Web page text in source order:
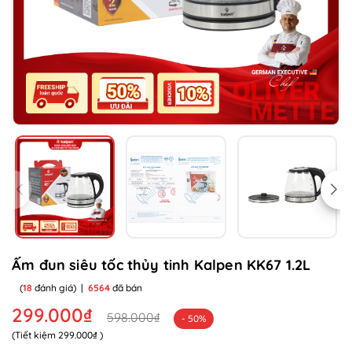
Ấm đun siêu tốc thủy tinh Kalpen KK67 1.2L
(18 đánh giá) | 6564 đã bán
299.000₫ 598.000₫
- 50%
(Tiết kiệm 299.000₫ )